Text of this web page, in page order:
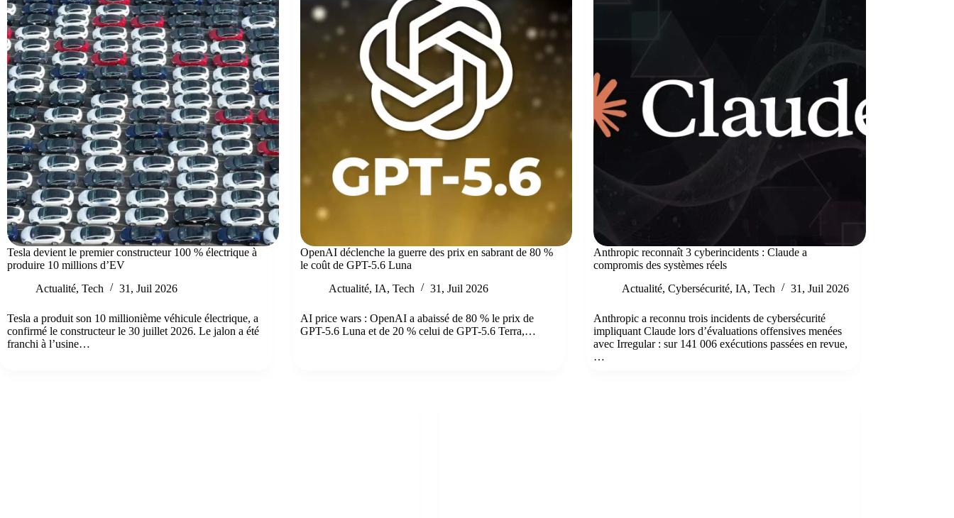
Tesla devient le premier constructeur 100 % électrique à
produire 10 millions d’EV
Actualité, Tech 31, Juil 2026
Tesla a produit son 10 millionième véhicule électrique, a
confirmé le constructeur le 30 juillet 2026. Le jalon a été
franchi à l’usine…
OpenAI déclenche la guerre des prix en sabrant de 80 %
le coût de GPT-5.6 Luna
Actualité,IA,Tech 31, Juil 2026
AI price wars : OpenAI a abaissé de 80 % le prix de
GPT-5.6 Luna et de 20 % celui de GPT-5.6 Terra,…
Anthropic reconnaît 3 cyberincidents : Claude a
compromis des systèmes réels
Actualité,Cybersécurité,IA,Tech 31, Juil 2026
Anthropic a reconnu trois incidents de cybersécurité
impliquant Claude lors d’évaluations offensives menées
avec Irregular : sur 141 006 exécutions passées en revue,
…